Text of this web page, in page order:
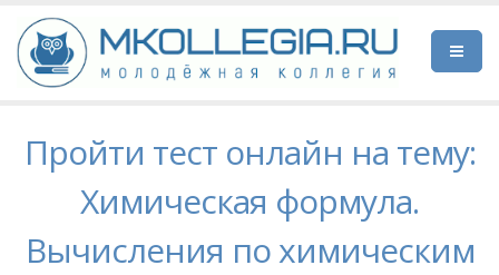
Пройти тест онлайн на тему:
Химическая формула.
Вычисления по химическим